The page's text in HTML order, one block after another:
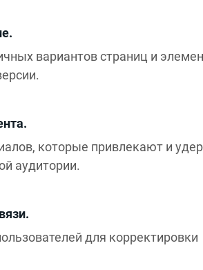
вариантов страниц и
которые привлекают и
аудитории.
для корректировки